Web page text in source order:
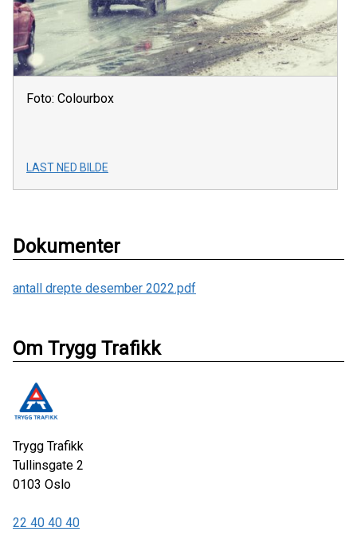
Foto: Colourbox
LAST NED BILDE
Dokumenter
antall drepte desember 2022.pdf
Om Trygg Trafikk
Trygg Trafikk
Tullinsgate 2
0103 Oslo
22 40 40 40